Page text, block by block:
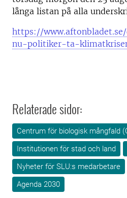
långa listan på alla
https://
nu-politiker-ta-
Relaterade sidor:
Centrum för biologisk mångfald
Institutionen för stad och land
Nyheter för SLU:s medarbetare
Agenda 2030